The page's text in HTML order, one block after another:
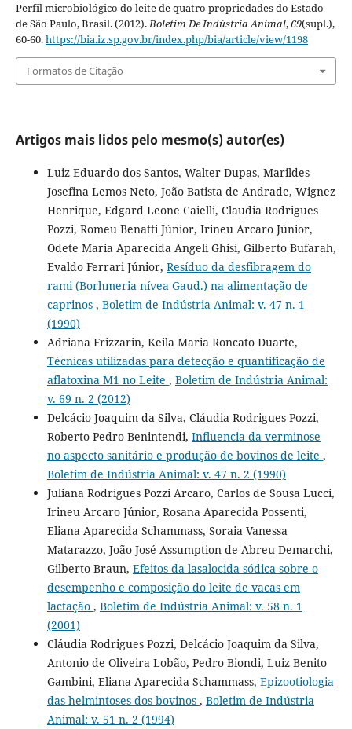
Perfil microbiológico do leite de quatro propriedades do Estado
de São Paulo, Brasil. (2012).Boletim De Indústria Animal,69(supl.),
60-60.https://bia.iz.sp.gov.br/index.php/bia/article/view/1198
Formatos de Citação
Artigos mais lidos pelo mesmo(s) autor(es)
Luiz Eduardo dos Santos, Walter Dupas, Marildes
Josefina Lemos Neto, João Batista de Andrade, Wignez
Henrique, Edgard Leone Caielli, Claudia Rodrigues
Pozzi, Romeu Benatti Júnior, Irineu Arcaro Júnior,
Odete Maria Aparecida Angeli Ghisi, Gilberto Bufarah,
Evaldo Ferrari Júnior, Resíduo da desfibragem do
rami (Borhmeria nívea Gaud.) na alimentação de
caprinos , Boletim de Indústria Animal: v. 47 n. 1
(1990)
Adriana Frizzarin, Keila Maria Roncato Duarte,
Técnicas utilizadas para detecção e quantificação de
aflatoxina M1 no Leite , Boletim de Indústria Animal:
v. 69 n. 2 (2012)
Delcácio Joaquim da Silva, Cláudia Rodrigues Pozzi,
Roberto Pedro Benintendi, Influencia da verminose
no aspecto sanitário e produção de bovinos de leite ,
Boletim de Indústria Animal: v. 47 n. 2 (1990)
Juliana Rodrigues Pozzi Arcaro, Carlos de Sousa Lucci,
Irineu Arcaro Júnior, Rosana Aparecida Possenti,
Eliana Aparecida Schammass, Soraia Vanessa
Matarazzo, João José Assumption de Abreu Demarchi,
Gilberto Braun, Efeitos da lasalocida sódica sobre o
desempenho e composição do leite de vacas em
lactação , Boletim de Indústria Animal: v. 58 n. 1
(2001)
Cláudia Rodrigues Pozzi, Delcácio Joaquim da Silva,
Antonio de Oliveira Lobão, Pedro Biondi, Luiz Benito
Gambini, Eliana Aparecida Schammass, Epizootiologia
das helmintoses dos bovinos , Boletim de Indústria
Animal: v. 51 n. 2 (1994)